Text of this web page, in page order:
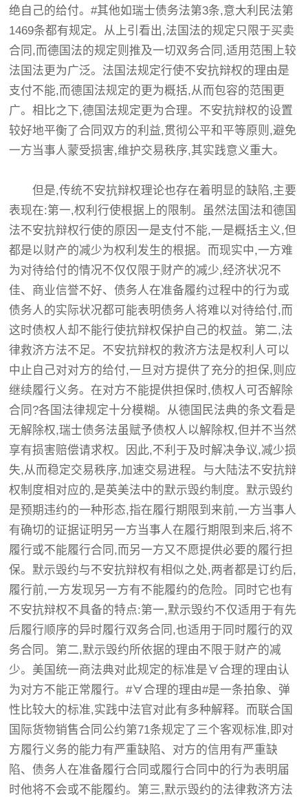
绝自己的给付。#其他如瑞士债务法第3条,意大利民法第
1469条都有规定。从上引看出,法国法的规定只限于买卖
合同,而德国法的规定则推及一切双务合同,适用范围上较
法国法更为广泛。法国法规定行使不安抗辩权的理由是
支付不能,而德国法规定的更为概括,从而包容的范围更
广。相比之下,德国法规定更为合理。不安抗辩权的设置
较好地平衡了合同双方的利益,贯彻公平和平等原则,避免
一方当事人蒙受损害,维护交易秩序,其实践意义重大。
但是,传统不安抗辩权理论也存在着明显的缺陷,主要
表现在:第一,权利行使根据上的限制。虽然法国法和德国
法不安抗辩权行使的原因一是支付不能,一是概括主义,但
都是以财产的减少为权利发生的根据。而现实中,一方难
为对待给付的情况不仅仅限于财产的减少,经济状况不
佳、商业信誉不好、债务人在准备履约过程中的行为或
债务人的实际状况都可能表明债务人将难以对待给付,而
这时债权人却不能行使抗辩权保护自己的权益。第二,法
律救济方法不足。不安抗辩权的救济方法是权利人可以
中止自己对对方的给付,一旦对方提供了充分的担保,则应
继续履行义务。在对方不能提供担保时,债权人可否解除
合同?各国法律规定十分模糊。从德国民法典的条文看是
无解除权,瑞士债务法虽赋予债权人以解除权,但并不当然
享有损害赔偿请求权。因此,不利于及时解决争议,减少损
失,从而稳定交易秩序,加速交易进程。与大陆法不安抗辩
权制度相对应的,是英美法中的默示毁约制度。默示毁约
是预期违约的一种形态,指在履行期限到来前,一方当事人
有确切的证据证明另一方当事人在履行期限到来后,将不
履行或不能履行合同,而另一方又不愿提供必要的履行担
保。默示毁约与不安抗辩权有相似之处,两者都是订约后,
履行前,一方发现另一方有不能履约的危险。同时它也有
不安抗辩权不具备的特点:第一,默示毁约不仅适用于有先
后履行顺序的异时履行双务合同,也适用于同时履行的双
务合同。第二,默示毁约所依据的理由不限于财产的减
少。美国统一商法典对此规定的标准是∀合理的理由认
为对方不能正常履行。#∀合理的理由#是一条拍象、弹
性比较大的标准,实践中法官对此有多种解释。而联合国
国际货物销售合同公约第71条规定了三个客观标准,即对
方履行义务的能力有严重缺陷、对方的信用有严重缺
陷、债务人在准备履行合同或履行合同中的行为表明届
时他将不会或不能履约。第三,默示毁约的法律救济方法